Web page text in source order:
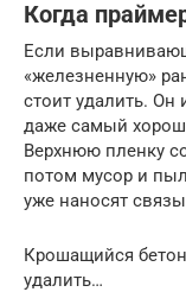
Когда
Если
«железненную»
стоит удалить.
даже самый
Верхнюю пленку
потом мусор и
уже наносят
Крошащийся
удалить…